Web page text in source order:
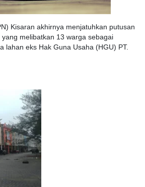
Kisaran akhirnya menjatuhkan putusan
melibatkan 13 warga sebagai
lahan eks Hak Guna Usaha (HGU) PT.